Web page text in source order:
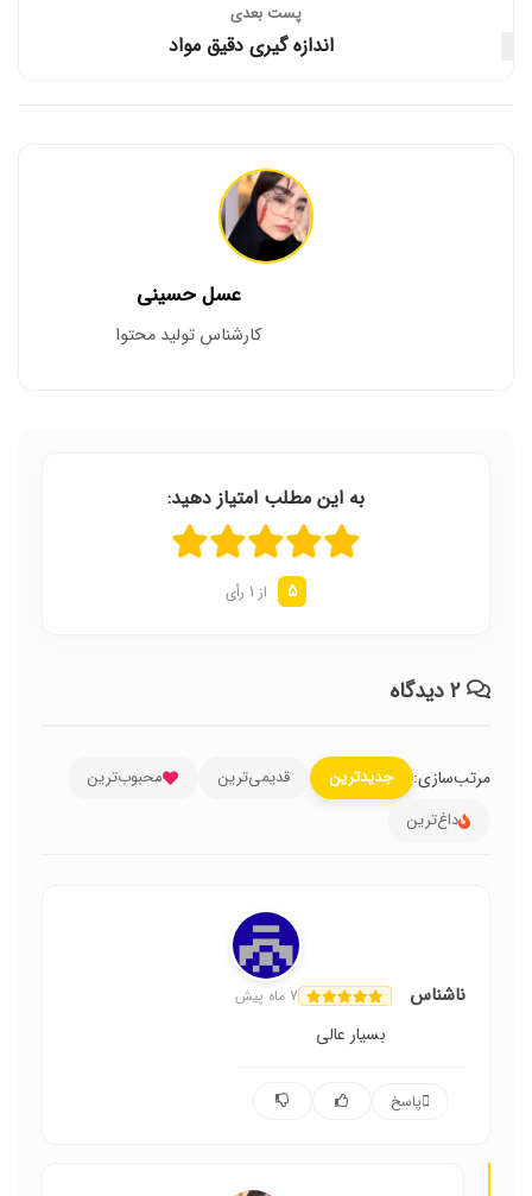
پست‌ بعدی
اندازه‌ گیری دقیق مواد
عسل حسینی
کارشناس تولید محتوا
به این مطلب امتیاز دهید:
5 از 1 رأی
مرتب‌سازی: جدیدترین قدیمی‌ترین
محبوب‌ترین
داغ‌ترین
ناشناس 7 ماه پیش
بسیار عالی
پاسخ